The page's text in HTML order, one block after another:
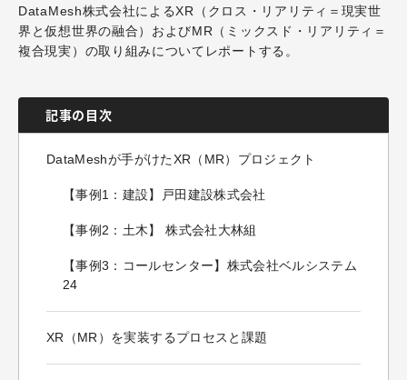
DataMesh株式会社によるXR（クロス・リアリティ＝現実世
界と仮想世界の融合）およびMR（ミックスド・リアリティ＝
複合現実）の取り組みについてレポートする。
記事の目次
DataMeshが手がけたXR（MR）プロジェクト
【事例1：建設】戸田建設株式会社
【事例2：土木】 株式会社大林組
【事例3：コールセンター】株式会社ベルシステム
24
XR（MR）を実装するプロセスと課題